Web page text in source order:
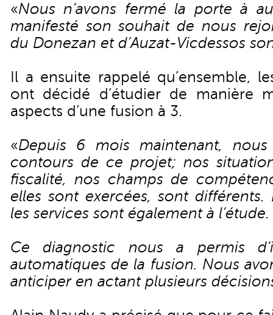
«Nous n’avons fermé la porte à
manifesté son souhait de nous
du Donezan et d’Auzat-Vicdessos
Il a ensuite rappelé qu’ensemble,
ont décidé d’étudier de manière
aspects d’une fusion à 3.
«Depuis 6 mois maintenant,
contours de ce projet; nos
fiscalité, nos champs de
elles sont exercées, sont différents.
les services sont également à l’étude.
Ce diagnostic nous a permis
automatiques de la fusion. Nous
anticiper en actant plusieurs